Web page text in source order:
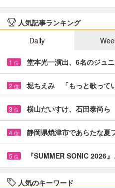
人気記事ランキング
Daily
1 位 堂本光一演出、6名のジュ
2 位 堀ちえみ 「もっと歌って
3 位 横山だいすけ、石田泰尚
4 位 静岡県焼津市であらたな
5 位 『SUMMER SONIC 2026
人気のキーワード